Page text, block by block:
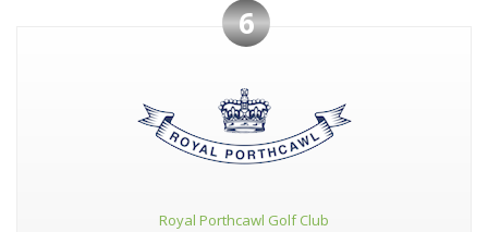
6
Royal Porthcawl Golf Club